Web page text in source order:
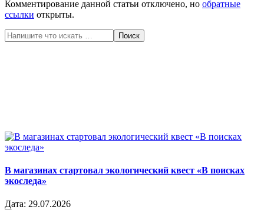
Комментирование данной статьи отключено, но обратные
ссылки открыты.
Поиск
В магазинах стартовал экологический квест «В поисках
экоследа»
Дата: 29.07.2026